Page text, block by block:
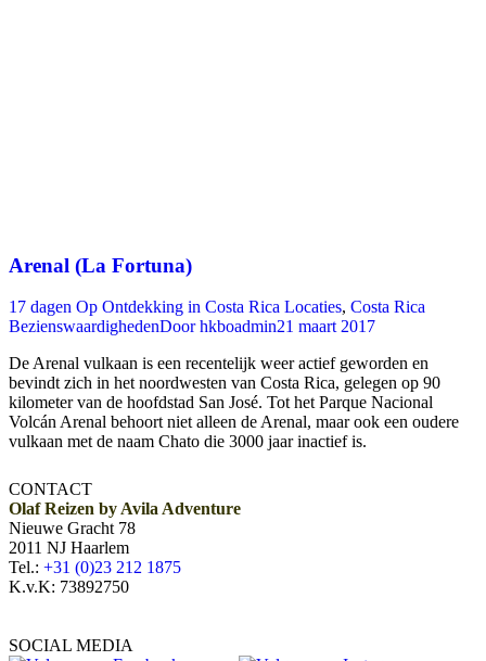
Arenal (La Fortuna)
17 dagen Op Ontdekking in Costa Rica Locaties, Costa Rica
BezienswaardighedenDoorhkboadmin21 maart 2017
De Arenal vulkaan is een recentelijk weer actief geworden en
bevindt zich in het noordwesten van Costa Rica, gelegen op 90
kilometer van de hoofdstad San José. Tot het Parque Nacional
Volcán Arenal behoort niet alleen de Arenal, maar ook een oudere
vulkaan met de naam Chato die 3000 jaar inactief is.
CONTACT
Olaf Reizen by Avila Adventure
Nieuwe Gracht 78
2011 NJ Haarlem
Tel.: +31 (0)23 212 1875
K.v.K: 73892750
SOCIAL MEDIA